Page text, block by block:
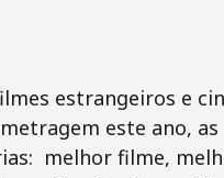
estrangeiros e
este ano,
melhor filme,